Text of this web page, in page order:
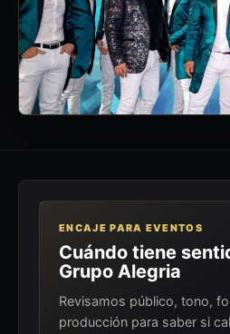
ENCAJE PARA EVENTOS
Cuándo tiene
Grupo Alegria
Revisamos público, tono,
producción para saber si